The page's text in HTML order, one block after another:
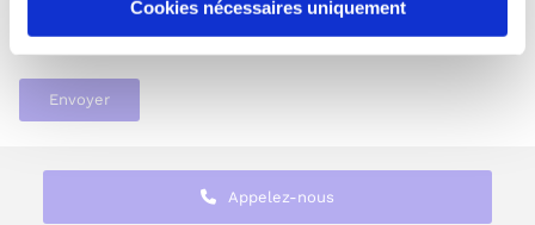
Cookies nécessaires uniquement
Appelez-nous